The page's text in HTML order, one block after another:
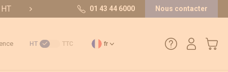
10/10 sur 36 avis
01 43 44 6000 Nous contacter
Mon
HT TTC fr